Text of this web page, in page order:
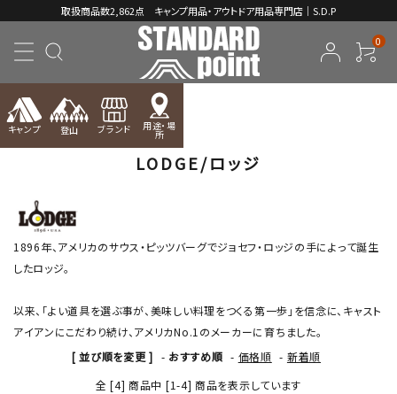
取扱商品数2,862点 キャンプ用品・アウトドア用品専門店｜S.D.P
0
キャンプ 登山 ブランド 用途・場
所
meeting_room ログイン
コンテンツ
INFORMATION
TOP LODGE/ロッジ
LODGE/ロッジ
1896年、アメリカのサウス・ピッツバーグでジョセフ・ロッジの手によって誕生
したロッジ。
以来、「よい道具を選ぶ事が、美味しい料理をつくる第一歩」を信念に、キャスト
アイアンにこだわり続け、アメリカNo.1のメーカーに育ちました。
[ 並び順を変更 ] - おすすめ順 - 価格順 - 新着順
全 [4] 商品中 [1-4] 商品を表示しています